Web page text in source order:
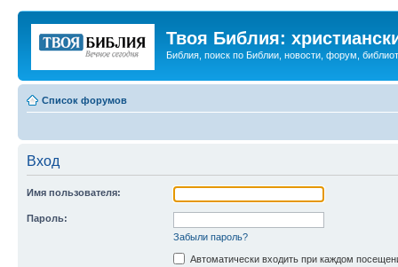
Твоя Библия:
Библия, поиск по Библии, новости, форум,
Список форумов
Вход
Имя пользователя:
Пароль:
Забыли пароль?
Автоматически входить при каждом